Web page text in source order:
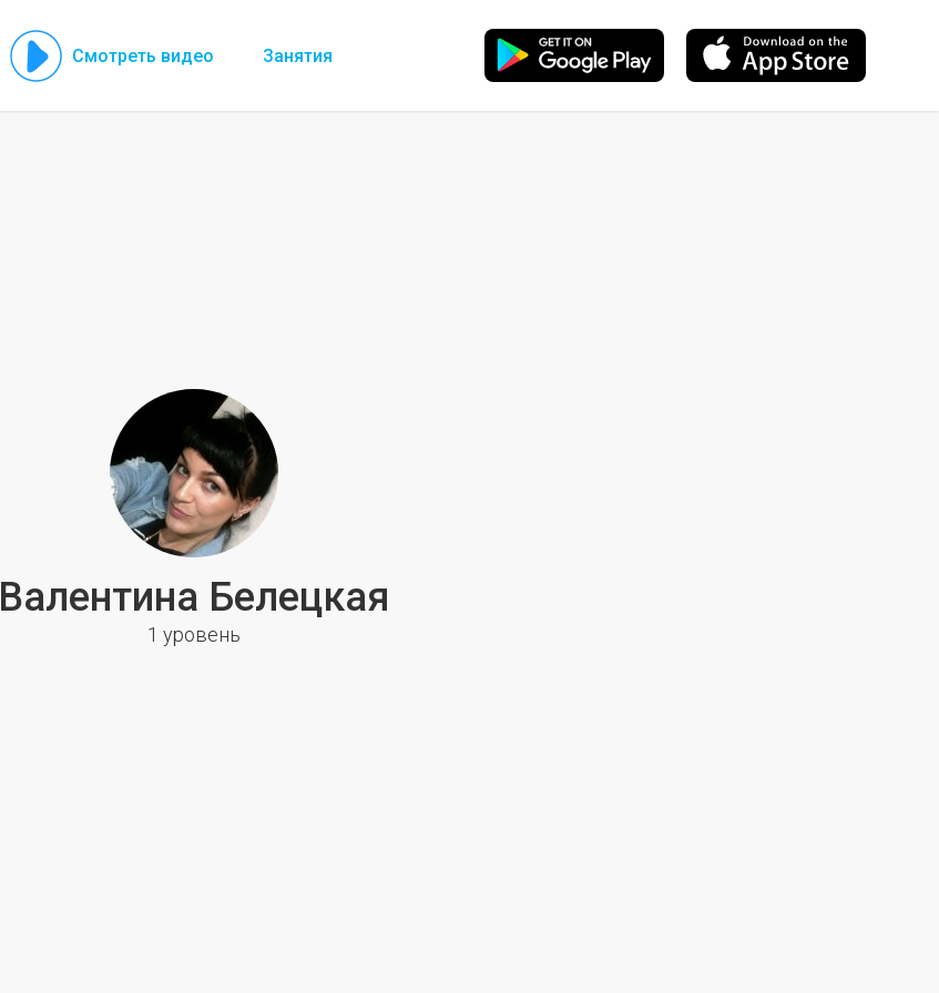
Смотреть видео Занятия
Валентина Белецкая
1 уровень